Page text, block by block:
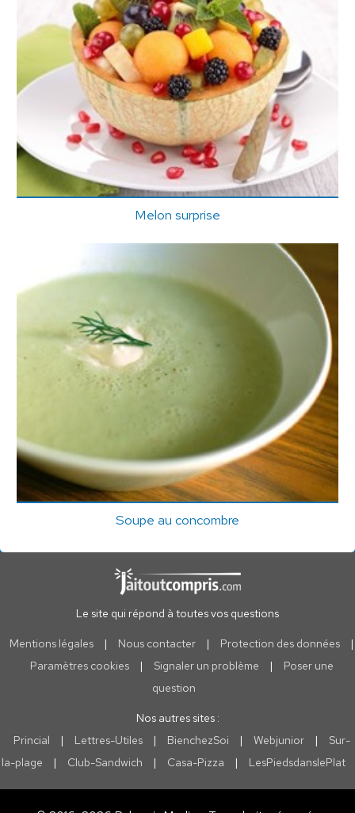
Melon surprise
Soupe au concombre
Le site qui répond à toutes vos questions
Mentions légales | Nous contacter | Protection des données
|
Paramètres cookies
| Signaler un problème |
Poser une
question
Nos autres sites :
Princial
| Lettres-Utiles | BienchezSoi | Webjunior |
Sur-
la-plage
| Club-Sandwich | Casa-Pizza | LesPiedsdanslePlat